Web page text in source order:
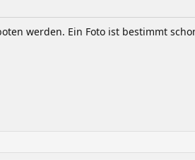
werden. Ein Foto ist bestimmt